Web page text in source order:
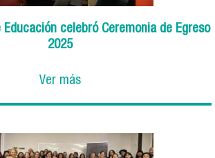
celebró Ceremonia de Egreso
2025
Ver más